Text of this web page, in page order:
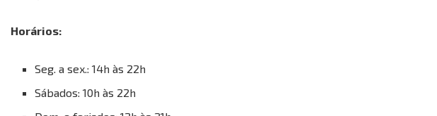
Horários:
Seg. a sex.: 14h às 22h
Sábados: 10h às 22h